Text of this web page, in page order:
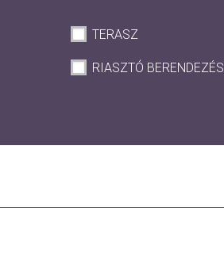
TERASZ
RIASZTÓ BERENDEZÉS